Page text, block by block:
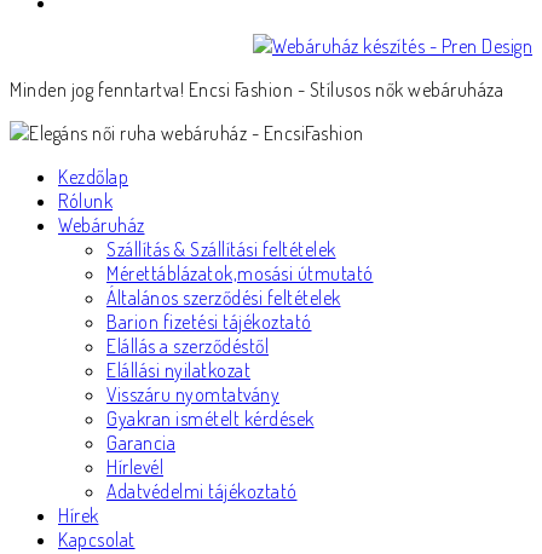
Minden jog fenntartva! Encsi Fashion - Stílusos nők webáruháza
Kezdőlap
Rólunk
Webáruház
Szállítás & Szállítási feltételek
Mérettáblázatok,mosási útmutató
Általános szerződési feltételek
Barion fizetési tájékoztató
Elállás a szerződéstől
Elállási nyilatkozat
Visszáru nyomtatvány
Gyakran ismételt kérdések
Garancia
Hírlevél
Adatvédelmi tájékoztató
Hírek
Kapcsolat